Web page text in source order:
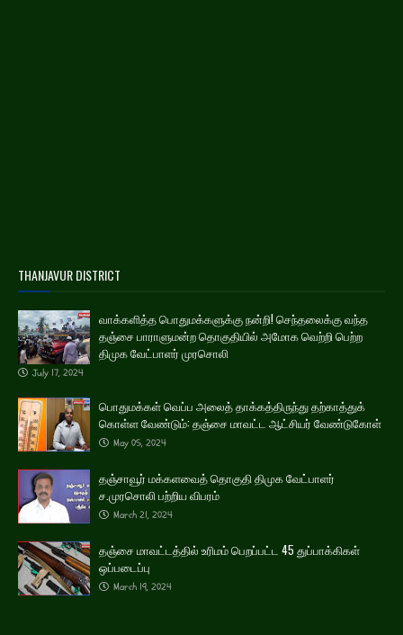
THANJAVUR DISTRICT
வாக்களித்த பொதுமக்களுக்கு நன்றி! செந்தலைக்கு வந்த
தஞ்சை பாராளுமன்ற தொகுதியில் அமோக வெற்றி பெற்ற
திமுக வேட்பாளர் முரசொலி
July 17, 2024
பொதுமக்கள் வெப்ப அலைத் தாக்கத்திருந்து தற்காத்துக்
கொள்ள வேண்டும்: தஞ்சை மாவட்ட ஆட்சியர் வேண்டுகோள்
May 05, 2024
தஞ்சாவூர் மக்களவைத் தொகுதி திமுக வேட்பாளர்
ச.முரசொலி பற்றிய விபரம்
March 21, 2024
தஞ்சை மாவட்டத்தில் உரிமம் பெறப்பட்ட 45 துப்பாக்கிகள்
ஒப்படைப்பு
March 19, 2024